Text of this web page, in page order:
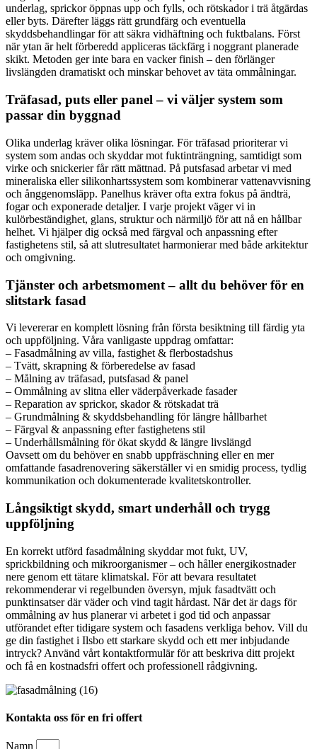
underlag, sprickor öppnas upp och fylls, och rötskador i trä åtgärdas
eller byts. Därefter läggs rätt grundfärg och eventuella
skyddsbehandlingar för att säkra vidhäftning och fuktbalans. Först
när ytan är helt förberedd appliceras täckfärg i noggrant planerade
skikt. Metoden ger inte bara en vacker finish – den förlänger
livslängden dramatiskt och minskar behovet av täta ommålningar.
Träfasad, puts eller panel – vi väljer system som
passar din byggnad
Olika underlag kräver olika lösningar. För träfasad prioriterar vi
system som andas och skyddar mot fuktinträngning, samtidigt som
virke och snickerier får rätt mättnad. På putsfasad arbetar vi med
mineraliska eller silikonhartssystem som kombinerar vattenavvisning
och ånggenomsläpp. Panelhus kräver ofta extra fokus på ändträ,
fogar och exponerade detaljer. I varje projekt väger vi in
kulörbeständighet, glans, struktur och närmiljö för att nå en hållbar
helhet. Vi hjälper dig också med färgval och anpassning efter
fastighetens stil, så att slutresultatet harmonierar med både arkitektur
och omgivning.
Tjänster och arbetsmoment – allt du behöver för en
slitstark fasad
Vi levererar en komplett lösning från första besiktning till färdig yta
och uppföljning. Våra vanligaste uppdrag omfattar:
– Fasadmålning av villa, fastighet & flerbostadshus
– Tvätt, skrapning & förberedelse av fasad
– Målning av träfasad, putsfasad & panel
– Ommålning av slitna eller väderpåverkade fasader
– Reparation av sprickor, skador & rötskadat trä
– Grundmålning & skyddsbehandling för längre hållbarhet
– Färgval & anpassning efter fastighetens stil
– Underhållsmålning för ökat skydd & längre livslängd
Oavsett om du behöver en snabb uppfräschning eller en mer
omfattande fasadrenovering säkerställer vi en smidig process, tydlig
kommunikation och dokumenterade kvalitetskontroller.
Långsiktigt skydd, smart underhåll och trygg
uppföljning
En korrekt utförd fasadmålning skyddar mot fukt, UV,
sprickbildning och mikroorganismer – och håller energikostnader
nere genom ett tätare klimatskal. För att bevara resultatet
rekommenderar vi regelbunden översyn, mjuk fasadtvätt och
punktinsatser där väder och vind tagit hårdast. När det är dags för
ommålning av hus planerar vi arbetet i god tid och anpassar
utförandet efter tidigare system och fasadens verkliga behov. Vill du
ge din fastighet i Ilsbo ett starkare skydd och ett mer inbjudande
intryck? Använd vårt kontaktformulär för att beskriva ditt projekt
och få en kostnadsfri offert och professionell rådgivning.
Kontakta oss för en fri offert
Namn